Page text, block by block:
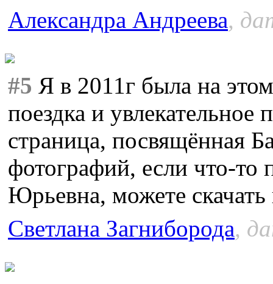
Александра Андреева,
#5 Я в 2011г была на
поездка и
страница, посвящённая
фотографий, если что-то
Юрьевна, можете скачать
Светлана Загниборода,